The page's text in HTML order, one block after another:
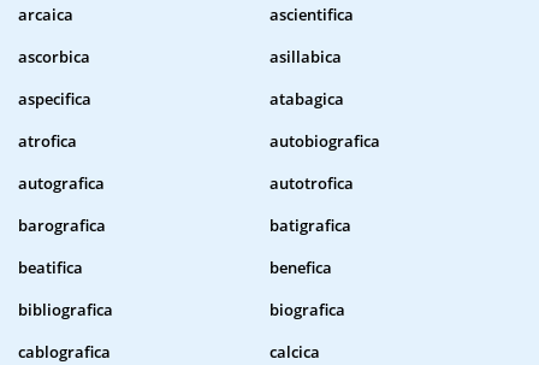
arcaica
ascientifica
ascorbica
asillabica
aspecifica
atabagica
atrofica
autobiografica
autografica
autotrofica
barografica
batigrafica
beatifica
benefica
bibliografica
biografica
cablografica
calcica